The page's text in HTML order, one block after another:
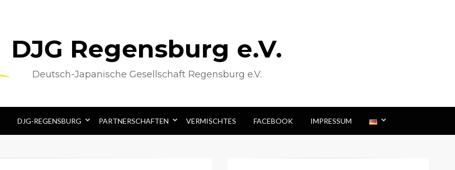
DJG Regensburg e.V.
Deutsch-Japanische Gesellschaft Regensburg e.V.
DJG-REGENSBURG PARTNERSCHAFTEN VERMISCHTES FACEBOOK IMPRESSUM